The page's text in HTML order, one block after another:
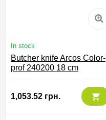
In stock
Butcher knife Arcos Color-
prof 240200 18 cm
1,053.52 грн.